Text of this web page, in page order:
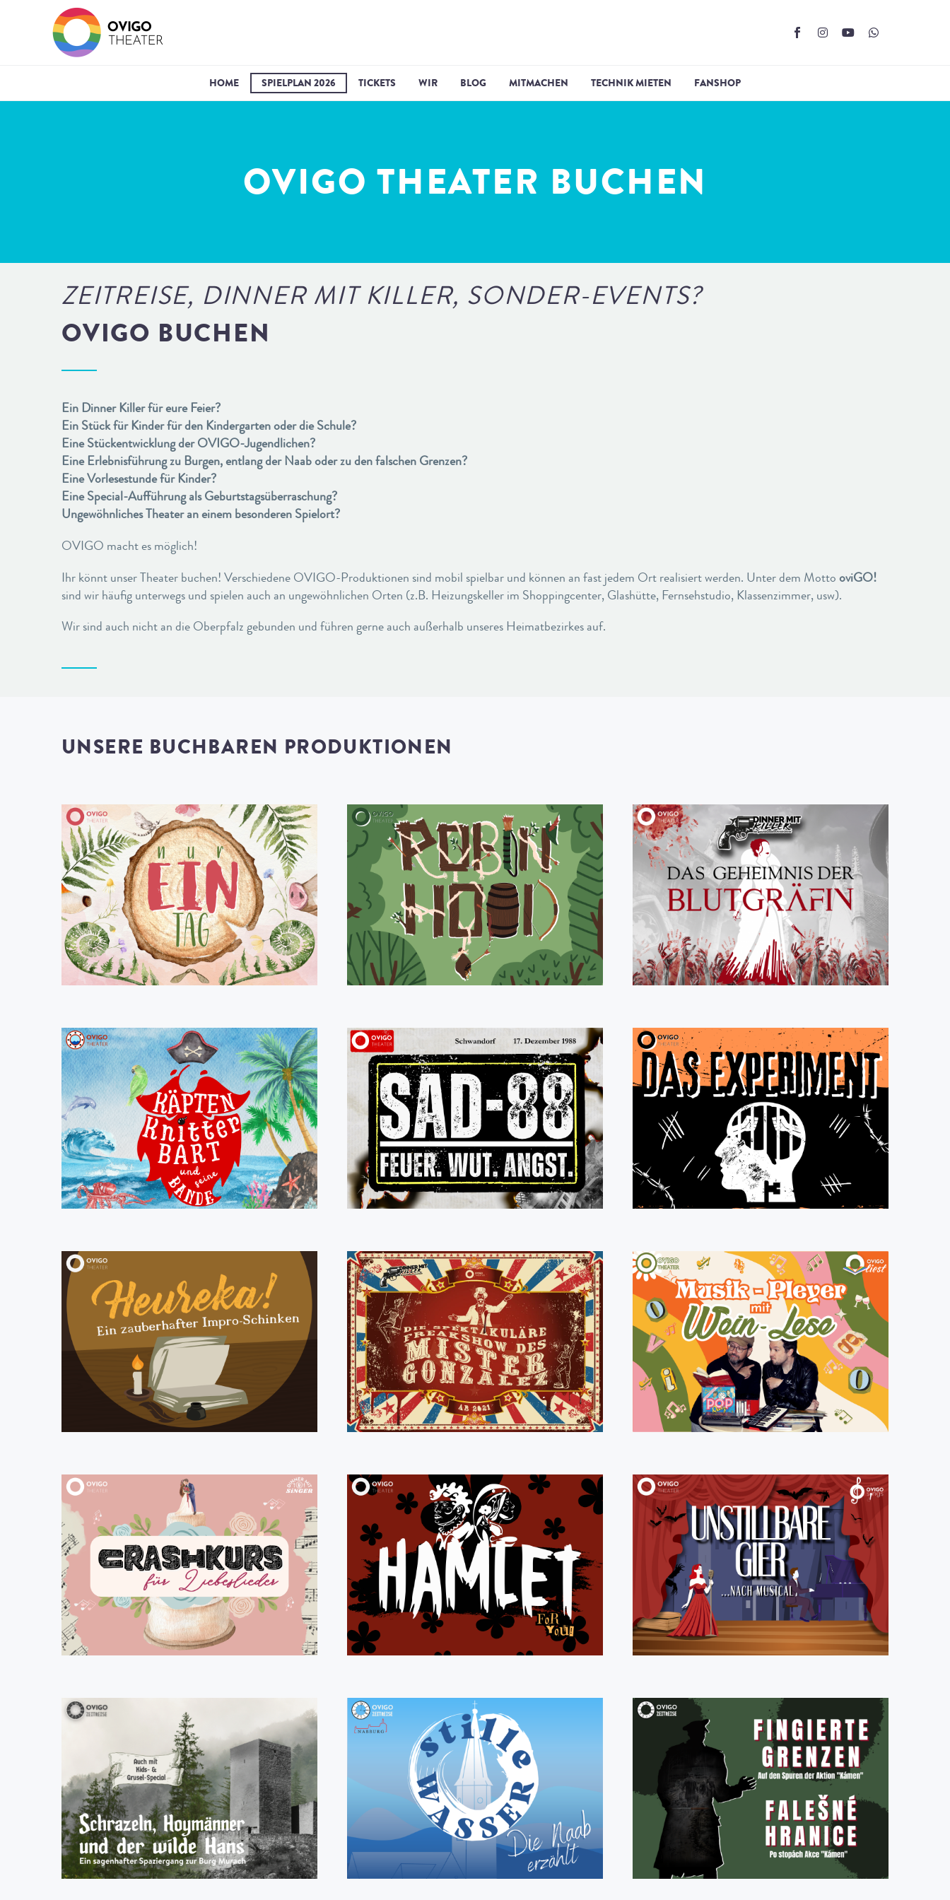
HOME SPIELPLAN 2026 TICKETS WIR BLOG MITMACHEN TECHNIK MIETEN FANSHOP
OVIGO THEATER BUCHEN
ZEITREISE, DINNER MIT KILLER, SONDER-EVENTS?
OVIGO BUCHEN
Ein Dinner Killer für eure Feier?
Ein Stück für Kinder für den Kindergarten oder die Schule?
Eine Stückentwicklung der OVIGO-Jugendlichen?
Eine Erlebnisführung zu Burgen, entlang der Naab oder zu den falschen Grenzen?
Eine Vorlesestunde für Kinder?
Eine Special-Aufführung als Geburtstagsüberraschung?
Ungewöhnliches Theater an einem besonderen Spielort?
OVIGO macht es möglich!
Ihr könnt unser Theater buchen! Verschiedene OVIGO-Produktionen sind mobil spielbar und können an fast jedem Ort realisiert werden. Unter dem MottooviGO!
sind wir häufig unterwegs und spielen auch an ungewöhnlichen Orten (z.B. Heizungskeller im Shoppingcenter, Glashütte, Fernsehstudio, Klassenzimmer, usw).
Wir sind auch nicht an die Oberpfalz gebunden und führen gerne auch außerhalb unseres Heimatbezirkes auf.
UNSERE BUCHBAREN PRODUKTIONEN